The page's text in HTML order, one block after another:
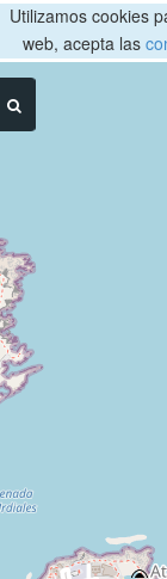
Utilizamos cookies
web, acepta las